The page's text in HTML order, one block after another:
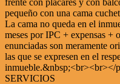
pequeño con una cama
La cama no queda en el
meses por IPC + expensas +
enunciadas son meramente
las que se expresen en el
SERVICIOS